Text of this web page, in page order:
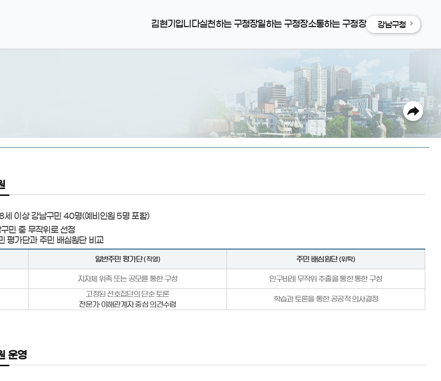
김현기입니다실천하는 구청장일하는 구청장소통하는 구청장 강남구청
세 이상 강남구민 40명(예비인원 5명 포함)
민 중 무작위로 선정
평가단과 주민 배심원단 비교
일반주민 평가단(직영) 주민 배심원단(위탁)
지자체 위촉 또는 공모를 통한 구성 인구비례 무작위 추출을 통한 통한 구성
고정된 선호집단의 단순 토론
전문가·이해관계자 중심 의견수렴
학습과 토론을 통한 공공적 의사결정
운영